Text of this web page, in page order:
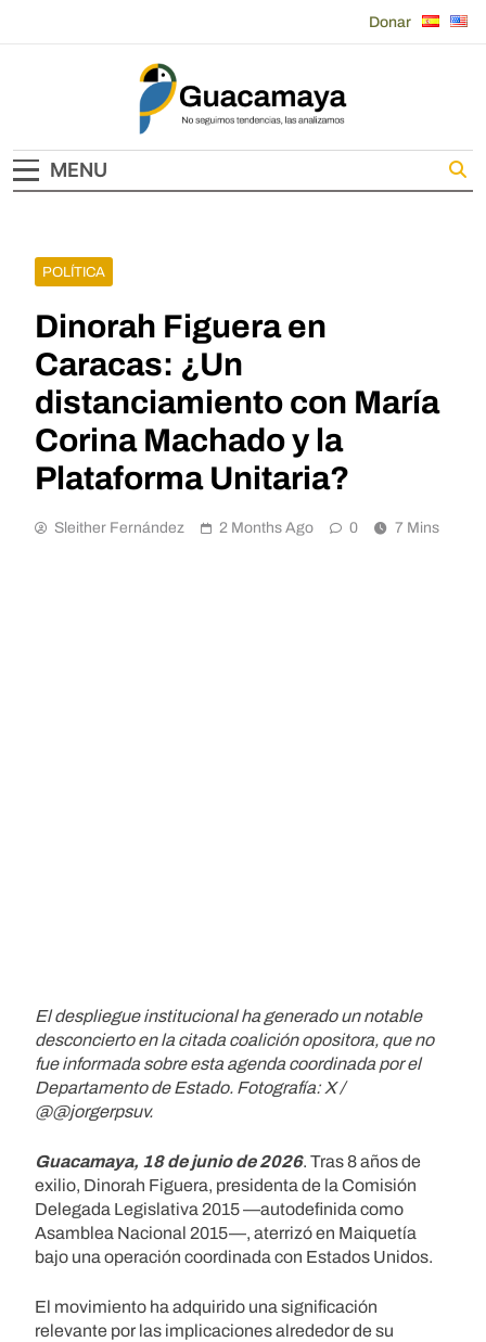
Donar
Guacamaya
MENU
POLÍTICA
Dinorah Figuera en
Caracas: ¿Un
distanciamiento con María
Corina Machado y la
Plataforma Unitaria?
Sleither Fernández 2 Months Ago 0 7 Mins
El despliegue institucional ha generado un notable
desconcierto en la citada coalición opositora, que no
fue informada sobre esta agenda coordinada por el
Departamento de Estado. Fotografía: X /
@@jorgerpsuv.
Guacamaya, 18 de junio de 2026. Tras 8 años de
exilio, Dinorah Figuera, presidenta de la Comisión
Delegada Legislativa 2015 —autodefinida como
Asamblea Nacional 2015—, aterrizó en Maiquetía
bajo una operación coordinada con Estados Unidos.
El movimiento ha adquirido una significación
relevante por las implicaciones alrededor de su